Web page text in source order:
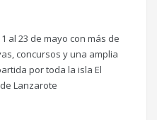
al 23 de mayo con más de
concursos y una amplia
por toda la isla El
Lanzarote